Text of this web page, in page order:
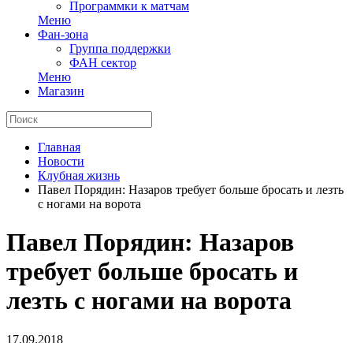
Программки к матчам
Меню
Фан-зона
Группа поддержки
ФАН сектор
Меню
Магазин
Главная
Новости
Клубная жизнь
Павел Порядин: Назаров требует больше бросать и лезть
с ногами на ворота
Павел Порядин: Назаров
требует больше бросать и
лезть с ногами на ворота
17.09.2018